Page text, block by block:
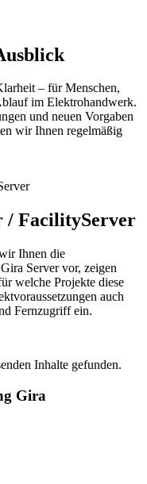
– für Menschen,
im Elektrohandwerk.
und neuen Vorgaben
wir Ihnen regelmäßig
/ FacilityServer
Ihnen die
Server vor, zeigen
welche Projekte diese
auch
Fernzugriff ein.
Inhalte gefunden.
Gira